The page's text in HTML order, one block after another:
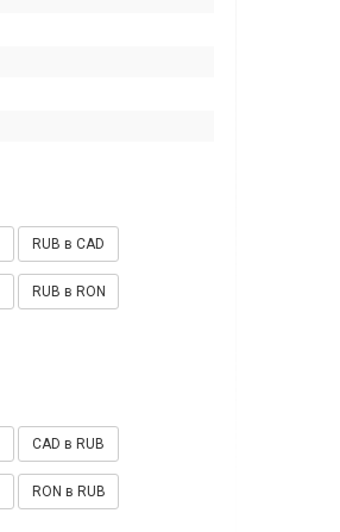
RUB в CAD
RUB в RON
CAD в RUB
RON в RUB